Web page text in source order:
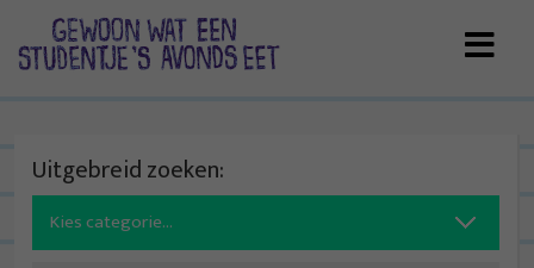
Uitgebreid zoeken:
Search
for: